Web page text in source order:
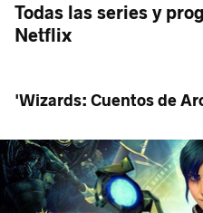
Todas las series y
Netflix
'Wizards: Cuentos de